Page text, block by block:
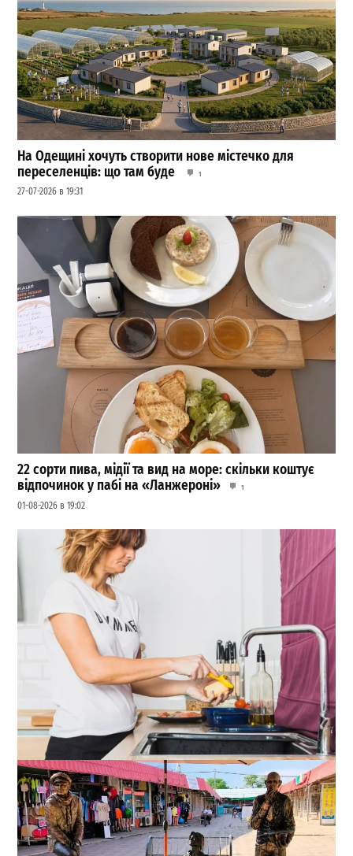
На Одещині хочуть створити нове містечко для
переселенців: що там буде
1
27-07-2026 в 19:31
22 сорти пива, мідії та вид на море: скільки коштує
відпочинок у пабі на «Ланжероні»
1
01-08-2026 в 19:02
Що таке утилізатор харчових відходів і як він
працює
0
30-07-2026 в 17:49
ВИБІР РЕДАКЦІЇ